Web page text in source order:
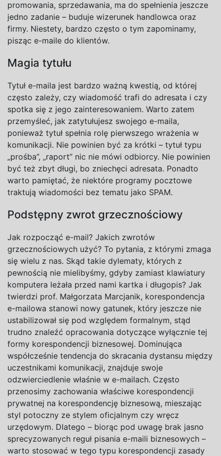
promowania, sprzedawania, ma do spełnienia jeszcze
jedno zadanie – buduje wizerunek handlowca oraz
firmy. Niestety, bardzo często o tym zapominamy,
pisząc e-maile do klientów.
Magia tytułu
Tytuł e-maila jest bardzo ważną kwestią, od której
często zależy, czy wiadomość trafi do adresata i czy
spotka się z jego zainteresowaniem. Warto zatem
przemyśleć, jak zatytułujesz swojego e-maila,
ponieważ tytuł spełnia rolę pierwszego wrażenia w
komunikacji. Nie powinien być za krótki – tytuł typu
„prośba”, „raport” nic nie mówi odbiorcy. Nie powinien
być też zbyt długi, bo zniechęci adresata. Ponadto
warto pamiętać, że niektóre programy pocztowe
traktują wiadomości bez tematu jako SPAM.
Podstępny zwrot grzecznościowy
Jak rozpocząć e-mail? Jakich zwrotów
grzecznościowych użyć? To pytania, z którymi zmaga
się wielu z nas. Skąd takie dylematy, których z
pewnością nie mielibyśmy, gdyby zamiast klawiatury
komputera leżała przed nami kartka i długopis? Jak
twierdzi prof. Małgorzata Marcjanik, korespondencja
e-mailowa stanowi nowy gatunek, który jeszcze nie
ustabilizował się pod względem formalnym, stąd
trudno znaleźć opracowania dotyczące wyłącznie tej
formy korespondencji biznesowej. Dominująca
współcześnie tendencja do skracania dystansu między
uczestnikami komunikacji, znajduje swoje
odzwierciedlenie właśnie w e-mailach. Często
przenosimy zachowania właściwe korespondencji
prywatnej na korespondencję biznesową, mieszając
styl potoczny ze stylem oficjalnym czy wręcz
urzędowym. Dlatego – biorąc pod uwagę brak jasno
sprecyzowanych reguł pisania e-maili biznesowych –
warto stosować w tego typu korespondencji zasady